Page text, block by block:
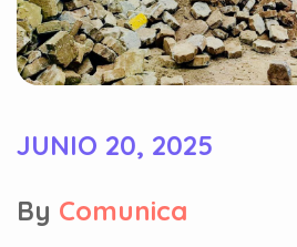
JUNIO 20, 2025
By Comunica